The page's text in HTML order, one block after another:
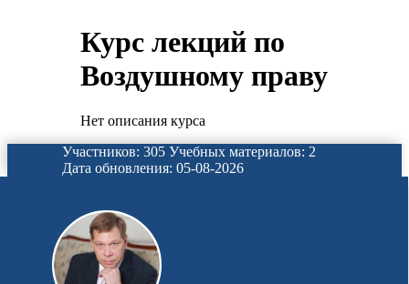
Курс лекций по
Воздушному праву
Нет описания курса
Участников: 305 Учебных материалов: 2
Дата обновления: 05-08-2026